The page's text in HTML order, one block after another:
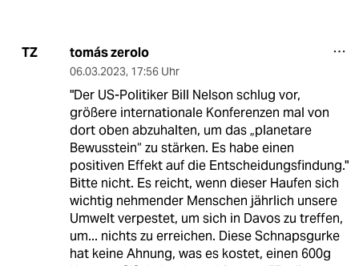
TZ tomás zerolo
06.03.2023, 17:56 Uhr
"Der US-Politiker Bill Nelson schlug vor,
größere internationale Konferenzen mal von
dort oben abzuhalten, um das „planetare
Bewusstein“ zu stärken. Es habe einen
positiven Effekt auf die Entscheidungsfindung."
Bitte nicht. Es reicht, wenn dieser Haufen sich
wichtig nehmender Menschen jährlich unsere
Umwelt verpestet, um sich in Davos zu treffen,
um... nichts zu erreichen. Diese Schnapsgurke
hat keine Ahnung, was es kostet, einen 600g